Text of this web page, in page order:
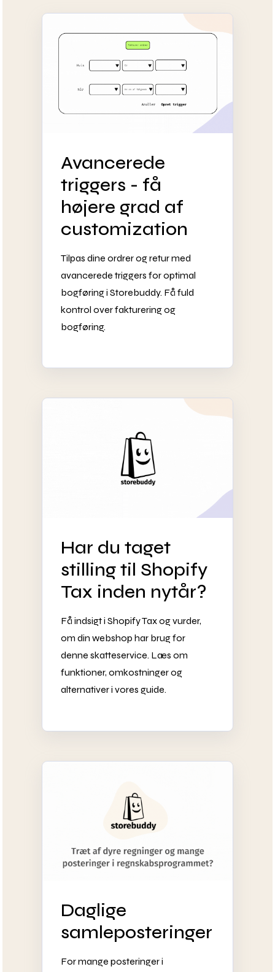
Avancerede
triggers - få
højere grad af
customization
Tilpas dine ordrer og retur med
avancerede triggers for optimal
bogføring i Storebuddy. Få fuld
kontrol over fakturering og
bogføring.
Har du taget
stilling til Shopify
Tax inden nytår?
Få indsigt i Shopify Tax og vurder,
om din webshop har brug for
denne skatteservice. Læs om
funktioner, omkostninger og
alternativer i vores guide.
Daglige
samleposteringer
For mange posteringer i